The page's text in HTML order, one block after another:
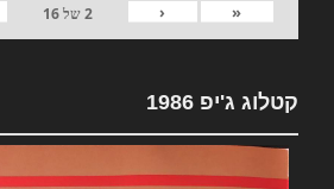
«
‹
2של16
קטלוג ג'יפ 1986